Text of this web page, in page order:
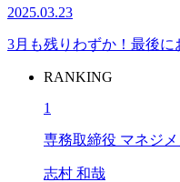
2025.03.23
3月も残りわずか！最後に
RANKING
1
専務取締役 マネジ
志村 和哉